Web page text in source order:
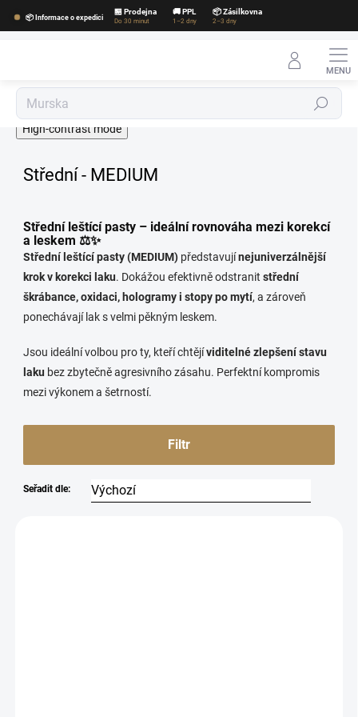
📦 Informace o expedici
🏪 Prodejna 🚚 PPL 📦 Zásilkovna
Do 30 minut 1–2 dny 2–3 dny
Hledat
High-contrast mode
Střední - MEDIUM
Střední leštící pasty – ideální rovnováha mezi korekcí
a leskem ⚖️✨
Střední leštící pasty (MEDIUM) představujínejuniverzálnější
krok v korekci laku. Dokážou efektivně odstranitstřední
škrábance, oxidaci, hologramy i stopy po mytí, a zároveň
ponechávají lak s velmi pěkným leskem.
Jsou ideální volbou pro ty, kteří chtějíviditelné zlepšení stavu
laku bez zbytečně agresivního zásahu. Perfektní kompromis
mezi výkonem a šetrností.
Filtr
Seřadit dle: